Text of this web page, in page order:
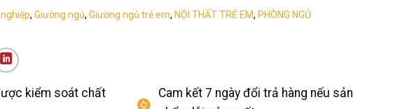
, Giường ngủ, Giường ngủ trẻ em, NỘI THẤT TRẺ EM, PHÒNG NGỦ
kiểm soát chất
Cam kết 7 ngày đổi trả hàng nếu sản